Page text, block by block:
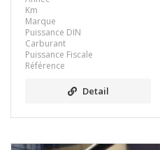
Km
Marque
Puissance DIN
Carburant
Puissance Fiscale
Référence
Detail